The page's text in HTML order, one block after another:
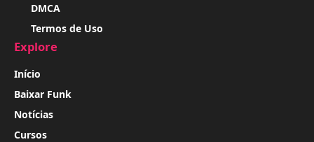
DMCA
Termos de Uso
Explore
Início
Baixar Funk
Notícias
Cursos